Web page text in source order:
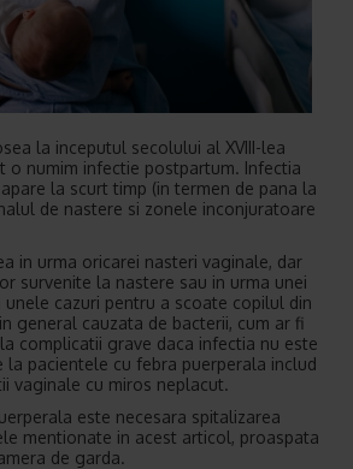
la inceputul secolului al XVIII-lea
o numim infectie postpartum. Infectia
la scurt timp (in termen de pana la
de nastere si zonele inconjuratoare
in urma oricarei nasteri vaginale, dar
survenite la nastere sau in urma unei
cazuri pentru a scoate copilul din
general cauzata de bacterii, cum ar fi
complicatii grave daca infectia nu este
pacientele cu febra puerperala includ
vaginale cu miros neplacut.
este necesara spitalizarea
mentionate in acest articol, proaspata
de garda.